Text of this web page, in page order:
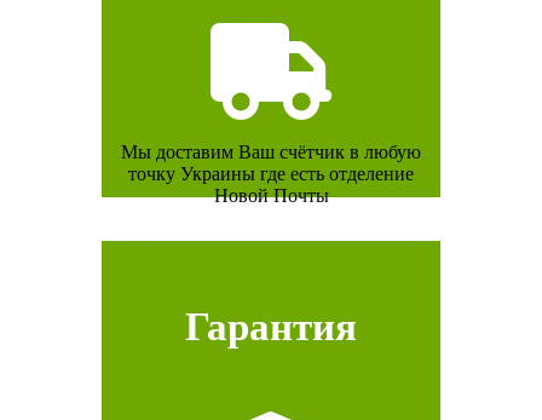
Мы доставим Ваш счётчик в любую
точку Украины где есть отделение
Новой Почты
Гарантия